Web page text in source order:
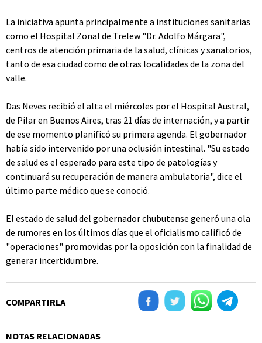
La iniciativa apunta principalmente a instituciones sanitarias
como el Hospital Zonal de Trelew "Dr. Adolfo Márgara",
centros de atención primaria de la salud, clínicas y sanatorios,
tanto de esa ciudad como de otras localidades de la zona del
valle.
Das Neves recibió el alta el miércoles por el Hospital Austral,
de Pilar en Buenos Aires, tras 21 días de internación, y a partir
de ese momento planificó su primera agenda. El gobernador
había sido intervenido por una oclusión intestinal. "Su estado
de salud es el esperado para este tipo de patologías y
continuará su recuperación de manera ambulatoria", dice el
último parte médico que se conoció.
El estado de salud del gobernador chubutense generó una ola
de rumores en los últimos días que el oficialismo calificó de
"operaciones" promovidas por la oposición con la finalidad de
generar incertidumbre.
COMPARTIRLA
NOTAS RELACIONADAS